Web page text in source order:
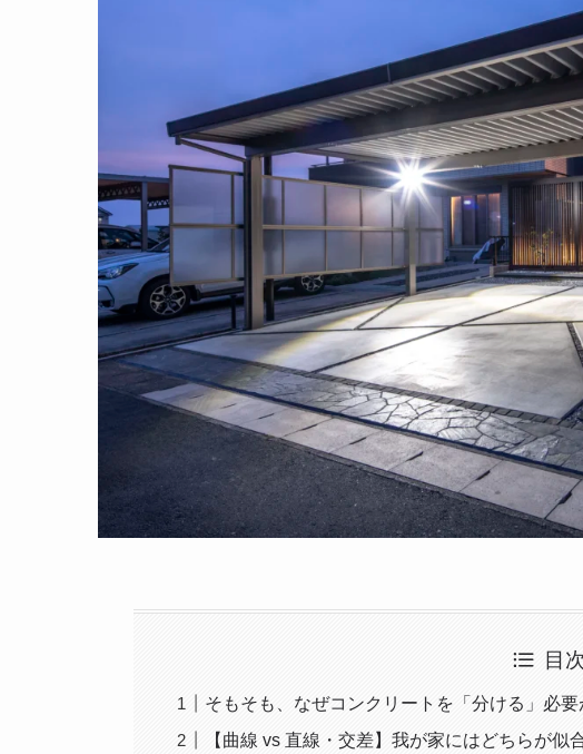
目次
そもそも、なぜコンクリートを「分ける」必要
【曲線 vs 直線・交差】我が家にはどちらが似